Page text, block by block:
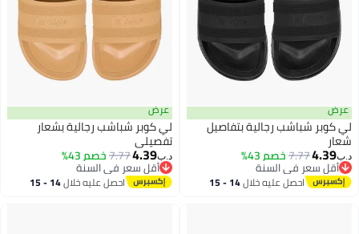
عرض
لي كوبر شباشب رجالية بتفاصيل
شعار
د.ب‏4.39
7.77خصم 43%
أقل سعر في السنة
أقل سعر في السنة
احصل عليه خلال 14 - 15
اغسطس
عرض
لي كوبر شباشب رجالية بشعار
تفصيلي
د.ب‏4.39
7.77خصم 43%
أقل سعر في السنة
أقل سعر في السنة
احصل عليه خلال 14 - 15
اغسطس